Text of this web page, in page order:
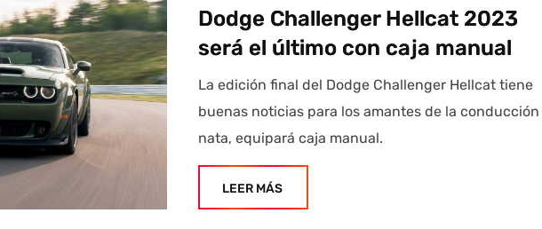
Dodge Challenger Hellcat 2023
será el último con caja manual
La edición final del Dodge Challenger Hellcat tiene
buenas noticias para los amantes de la conducción
nata, equipará caja manual.
LEER MÁS